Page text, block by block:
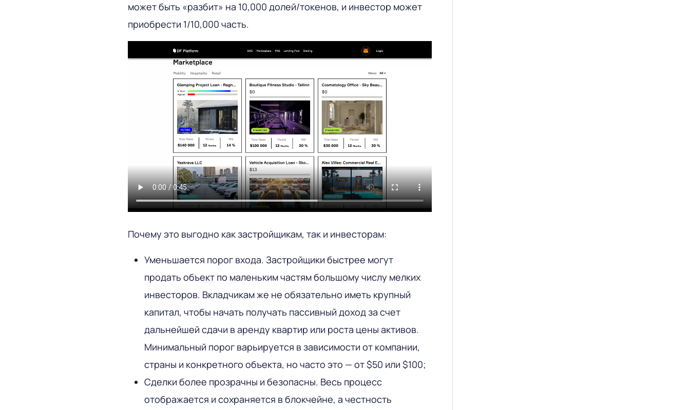
может быть «разбит» на 10,000 долей/токенов, и инвестор может
приобрести 1/10,000 часть.
Почему это выгодно как застройщикам, так и инвесторам:
Уменьшается порог входа. Застройщики быстрее могут
продать объект по маленьким частям большому числу мелких
инвесторов. Вкладчикам же не обязательно иметь крупный
капитал, чтобы начать получать пассивный доход за счет
дальнейшей сдачи в аренду квартир или роста цены активов.
Минимальный порог варьируется в зависимости от компании,
страны и конкретного объекта, но часто это — от $50 или $100;
Сделки более прозрачны и безопасны. Весь процесс
отображается и сохраняется в блокчейне, а честность